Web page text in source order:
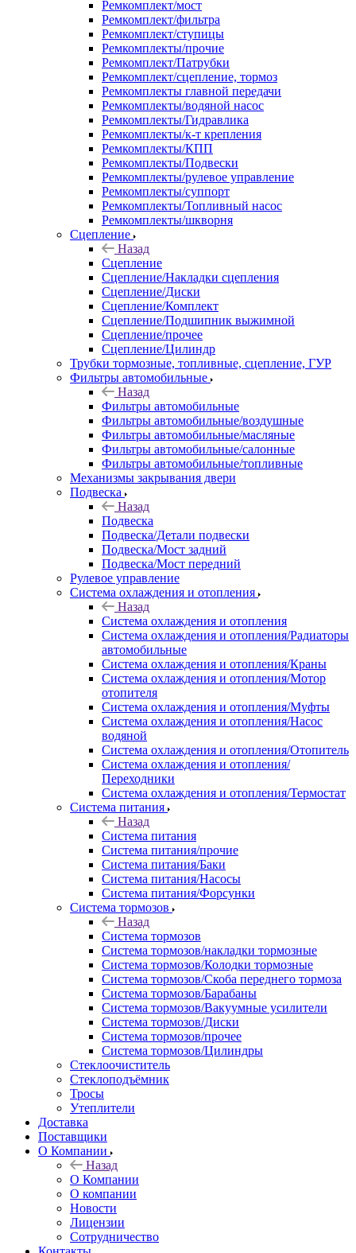
Ремкомплект/мост
Ремкомплект/фильтра
Ремкомплект/ступицы
Ремкомплекты/прочие
Ремкомплект/Патрубки
Ремкомплект/сцепление, тормоз
Ремкомплекты главной передачи
Ремкомплекты/водяной насос
Ремкомплекты/Гидравлика
Ремкомплекты/к-т крепления
Ремкомплекты/КПП
Ремкомплекты/Подвески
Ремкомплекты/рулевое управление
Ремкомплекты/суппорт
Ремкомплекты/Топливный насос
Ремкомплекты/шкворня
Сцепление
Назад
Сцепление
Сцепление/Накладки сцепления
Сцепление/Диски
Сцепление/Комплект
Сцепление/Подшипник выжимной
Сцепление/прочее
Сцепление/Цилиндр
Трубки тормозные, топливные, сцепление, ГУР
Фильтры автомобильные
Назад
Фильтры автомобильные
Фильтры автомобильные/воздушные
Фильтры автомобильные/масляные
Фильтры автомобильные/салонные
Фильтры автомобильные/топливные
Механизмы закрывания двери
Подвеска
Назад
Подвеска
Подвеска/Детали подвески
Подвеска/Мост задний
Подвеска/Мост передний
Рулевое управление
Система охлаждения и отопления
Назад
Система охлаждения и отопления
Система охлаждения и отопления/Радиаторы
автомобильные
Система охлаждения и отопления/Краны
Система охлаждения и отопления/Мотор
отопителя
Система охлаждения и отопления/Муфты
Система охлаждения и отопления/Насос
водяной
Система охлаждения и отопления/Отопитель
Система охлаждения и отопления/
Переходники
Система охлаждения и отопления/Термостат
Система питания
Назад
Система питания
Система питания/прочие
Система питания/Баки
Система питания/Насосы
Система питания/Форсунки
Система тормозов
Назад
Система тормозов
Система тормозов/накладки тормозные
Система тормозов/Колодки тормозные
Система тормозов/Скоба переднего тормоза
Система тормозов/Барабаны
Система тормозов/Вакуумные усилители
Система тормозов/Диски
Система тормозов/прочее
Система тормозов/Цилиндры
Стеклоочиститель
Стеклоподъёмник
Тросы
Утеплители
Доставка
Поставщики
О Компании
Назад
О Компании
О компании
Новости
Лицензии
Сотрудничество